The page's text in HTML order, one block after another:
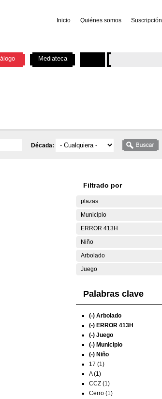
Inicio Quiénes somos Suscripción
Década:
Filtrado por
plazas
Municipio
ERROR 413H
Niño
Arbolado
Juego
Palabras clave
(-) Arbolado
(-) ERROR 413H
(-) Juego
(-) Municipio
(-) Niño
17 (1)
A (1)
CCZ (1)
Cerro (1)
Mediateca